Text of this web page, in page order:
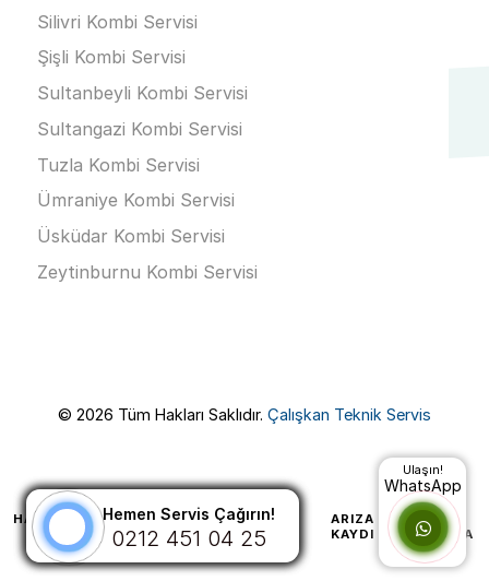
Hemen Servis Çağırın!
0543 112 04 25
Hemen Servis Çağırın!
0212 451 04 25
Ulaşın!
WhatsApp
Silivri Kombi Servisi
Şişli Kombi Servisi
Sultanbeyli Kombi Servisi
Sultangazi Kombi Servisi
Tuzla Kombi Servisi
Ümraniye Kombi Servisi
Üsküdar Kombi Servisi
Zeytinburnu Kombi Servisi
© 2026 Tüm Hakları Saklıdır. Çalışkan Teknik Servis
HAKKIMIZDA HIZMETLERIMIZ
ARIZA
KAYDI
2EL
KLIMA